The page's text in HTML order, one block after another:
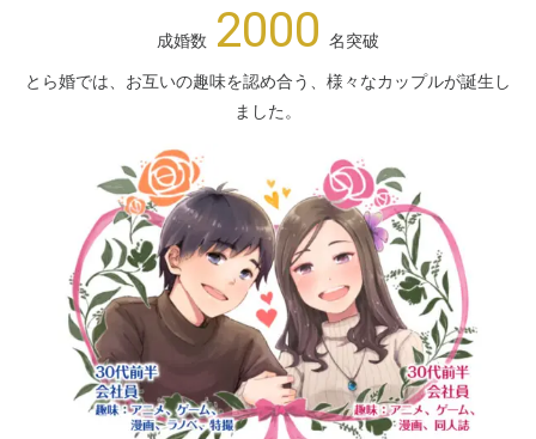
成婚数 2000 名突破
とら婚では、お互いの趣味を認め合う、様々なカップルが誕生し
ました。